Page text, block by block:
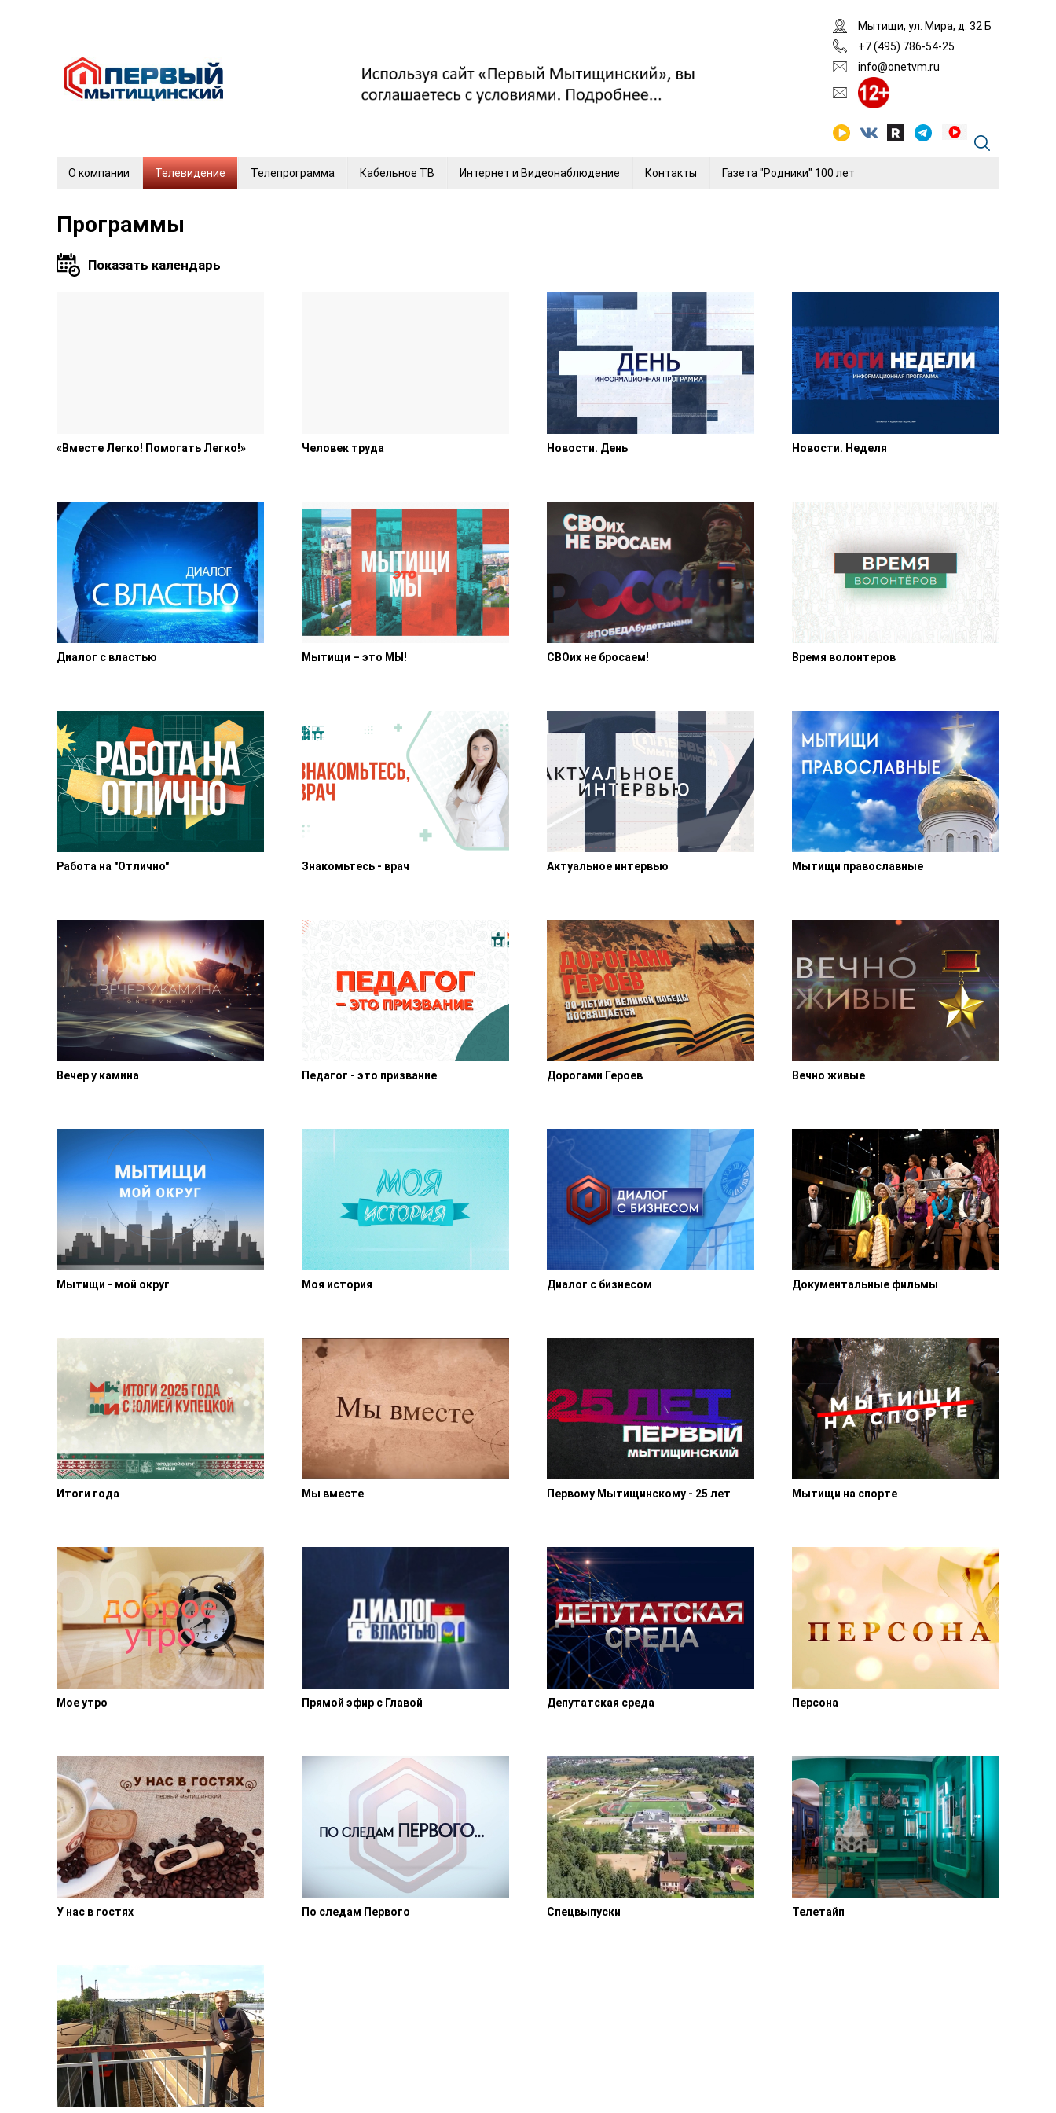
Мытищи, ул. Мира, д. 32 Б
+7 (495) 786-54-25
info@onetvm.ru
О компании Телевидение Телепрограмма Кабельное ТВ Интернет и Видеонаблюдение Контакты Газета "Родники" 100 лет
Программы
«Вместе Легко! Помогать Легко!» Человек труда Новости. День Новости. Неделя
Диалог с властью Мытищи – это МЫ! СВОих не бросаем! Время волонтеров
Работа на "Отлично" Знакомьтесь - врач Актуальное интервью Мытищи православные
Вечер у камина Педагог - это призвание Дорогами Героев Вечно живые
Мытищи - мой округ Моя история Диалог с бизнесом Документальные фильмы
Итоги года Мы вместе Первому Мытищинскому - 25 лет Мытищи на спорте
Мое утро Прямой эфир с Главой Депутатская среда Персона
У нас в гостях По следам Первого Спецвыпуски Телетайп